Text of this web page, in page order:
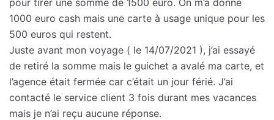
1000 euro cash mais une carte à usage unique pour les
500 euros qui restent.
Juste avant mon voyage ( le 14/07/2021 ), j’ai essayé
de retiré la somme mais le guichet a avalé ma carte, et
l’agence était fermée car c’était un jour férié. J’ai
contacté le service client 3 fois durant mes vacances
mais je n’ai reçu aucune réponse.